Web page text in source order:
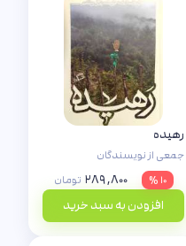
رهیده
جمعی از نویسندگان
۱۰ %
۲۸۹,۸۰۰ تومان
افزودن به سبد خرید